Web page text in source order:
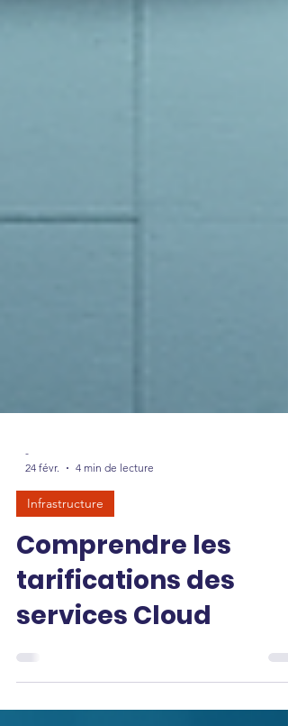
-
24 févr.
4 min de lecture
Infrastructure
Comprendre les
tarifications des
services Cloud